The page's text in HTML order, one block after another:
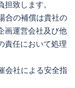
致します。
合の補償は貴社の
画運営会社及び他
責任において処理
会社による安全指